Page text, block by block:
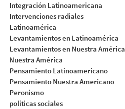
Integración Latinoamericana
Intervenciones radiales
Latinoamérica
Levantamientos en Latinoamérica
Levantamientos en Nuestra América
Nuestra América
Pensamiento Latinoamericano
Pensamiento Nuestra Americano
Peronismo
políticas sociales